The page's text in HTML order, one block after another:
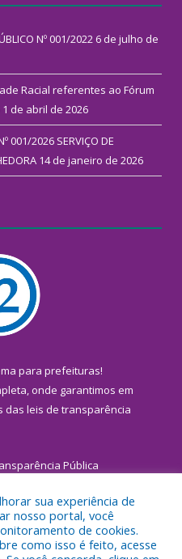
Nº 001/2022 6 de julho de
Racial referentes ao Fórum
1 de abril de 2026
001/2026 SERVIÇO DE
14 de janeiro de 2026
para prefeituras!
onde garantimos em
das leis de transparência
Pública
a Prefeitura Municipal de
sua experiência de
nosso portal, você
de cookies.
como isso é feito, acesse